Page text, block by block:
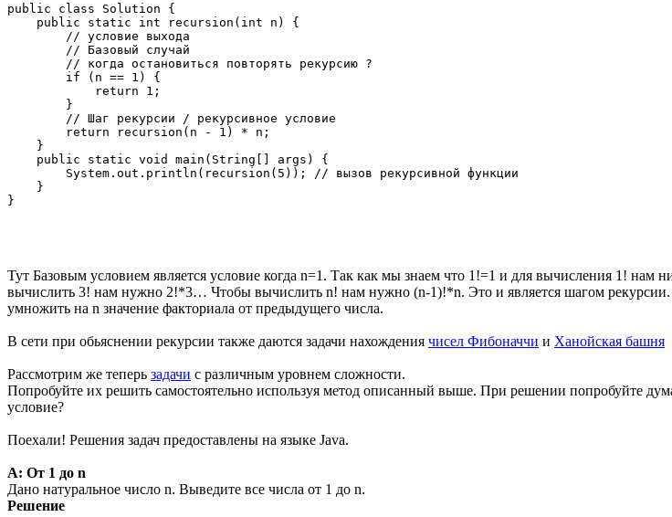
public class Solution {
    public static int recursion(int n) {
        // условие выхода
        // Базовый случай
        // когда остановиться повторять рекурсию ?
        if (n == 1) {
            return 1;
        }
        // Шаг рекурсии / рекурсивное условие
        return recursion(n - 1) * n;
    }
    public static void main(String[] args) {
        System.out.println(recursion(5)); // вызов рекурсивной функции
    }
Тут Базовым условием является условие когда n=1. Так как мы знаем что 1!=1 и для вычисления 1!
вычислить 3! нам нужно 2!*3… Чтобы вычислить n! нам нужно (n-1)!*n. Это и является шагом рекурсии.
умножить на n значение факториала от предыдущего числа.
В сети при обьяснении рекурсии также даются задачи нахождения чисел Фибоначчи и Ханойская башня
Рассмотрим же теперь задачи с различным уровнем сложности.
Попробуйте их решить самостоятельно используя метод описанный выше. При решении попробуйте
условие?
Поехали! Решения задач предоставлены на языке Java.
A: От 1 до n
Дано натуральное число n. Выведите все числа от 1 до n.
Решение